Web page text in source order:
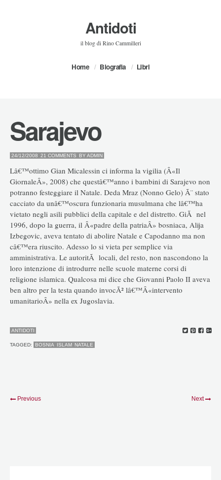
Antidoti
il blog di Rino Cammilleri
Home Biografia Libri
Sarajevo
24/12/2008 21 COMMENTS BY ADMIN
Lâ€™ottimo Gian Micalessin ci informa la vigilia (Â«Il
GiornaleÂ», 2008) che questâ€™anno i bambini di Sarajevo non
potranno festeggiare il Natale. Deda Mraz (Nonno Gelo) Ã¨ stato
cacciato da unâ€™oscura funzionaria musulmana che lâ€™ha
vietato negli asili pubblici della capitale e del distretto. GiÃ nel
1996, dopo la guerra, il Â«padre della patriaÂ» bosniaca, Alija
Izbegovic, aveva tentato di abolire Natale e Capodanno ma non
câ€™era riuscito. Adesso lo si vieta per semplice via
amministrativa. Le autoritÃ locali, del resto, non nascondono la
loro intenzione di introdurre nelle scuole materne corsi di
religione islamica. Qualcosa mi dice che Giovanni Paolo II aveva
ben altro per la testa quando invocÃ² lâ€™Â«intervento
umanitarioÂ» nella ex Jugoslavia.
ANTIDOTI
TAGGED: BOSNIA ISLAM NATALE
Previous Next